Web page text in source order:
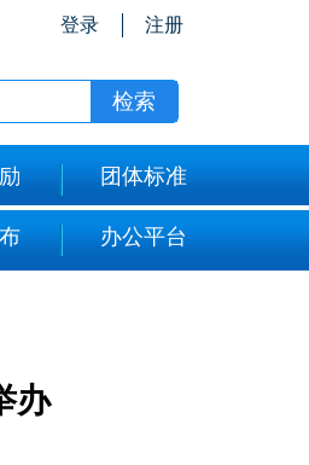
登录 注册
团体标准
办公平台
办